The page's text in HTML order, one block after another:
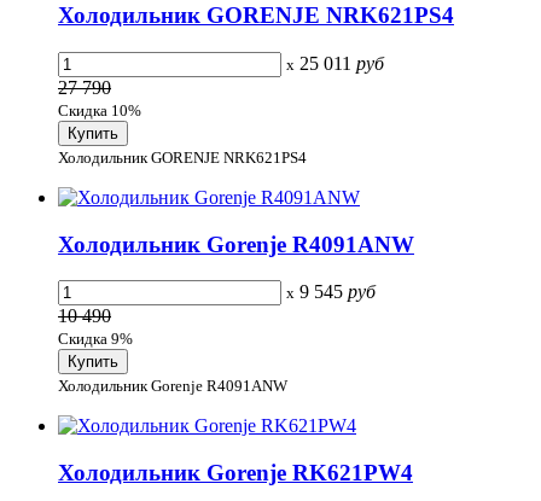
Холодильник GORENJE NRK621PS4
x 25 011 руб
27 790
Скидка 10%
Холодильник GORENJE NRK621PS4
Холодильник Gorenje R4091ANW
x 9 545 руб
10 490
Скидка 9%
Холодильник Gorenje R4091ANW
Холодильник Gorenje RK621PW4